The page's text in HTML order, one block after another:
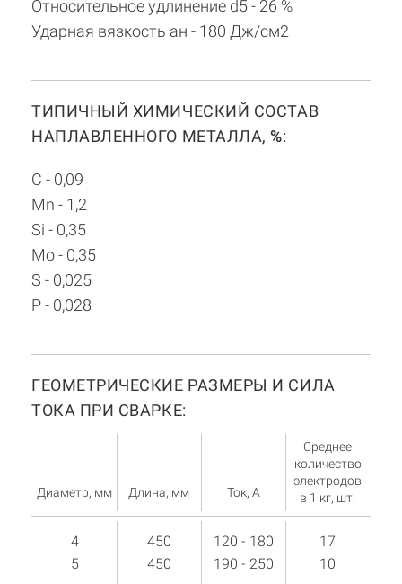
Относительное удлинение d5 - 26 %
Ударная вязкость aн - 180 Дж/см2
ТИПИЧНЫЙ ХИМИЧЕСКИЙ СОСТАВ
НАПЛАВЛЕННОГО МЕТАЛЛА,%:
C - 0,09
Mn - 1,2
Si - 0,35
Mo - 0,35
S - 0,025
P - 0,028
ГЕОМЕТРИЧЕСКИЕ РАЗМЕРЫ И СИЛА
ТОКА ПРИ СВАРКЕ:
Диаметр, мм Длина, мм Ток, А
Среднее
количество
электродов
в 1 кг, шт.
4
5
450
450
120 - 180
190 - 250
17
10